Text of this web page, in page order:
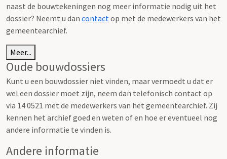
naast de bouwtekeningen nog meer informatie nodig uit het
dossier? Neemt u dan contact op met de medewerkers van het
gemeentearchief.
Meer...
Oude bouwdossiers
Kunt u een bouwdossier niet vinden, maar vermoedt u dat er
wel een dossier moet zijn, neem dan telefonisch contact op
via 14 0521 met de medewerkers van het gemeentearchief. Zij
kennen het archief goed en weten of en hoe er eventueel nog
andere informatie te vinden is.
Andere informatie